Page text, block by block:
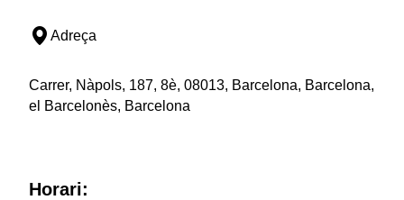
Adreça
Carrer, Nàpols, 187, 8è, 08013, Barcelona, Barcelona,
el Barcelonès, Barcelona
Horari: